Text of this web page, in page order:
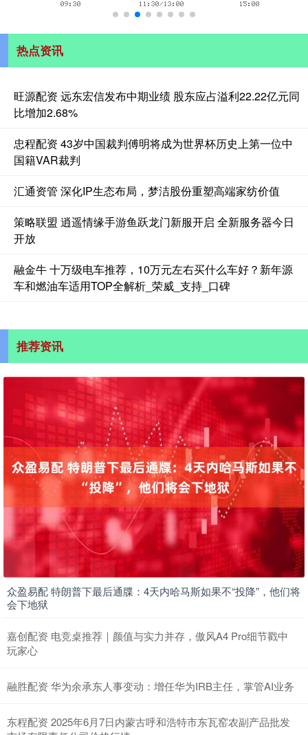
热点资讯
旺源配资 远东宏信发布中期业绩 股东应占溢利22.22亿元同
比增加2.68%
忠程配资 43岁中国裁判傅明将成为世界杯历史上第一位中
国籍VAR裁判
汇通资管 深化IP生态布局，梦洁股份重塑高端家纺价值
策略联盟 逍遥情缘手游鱼跃龙门新服开启 全新服务器今日
开放
融金牛 十万级电车推荐，10万元左右买什么车好？新年源
车和燃油车适用TOP全解析_荣威_支持_口碑
推荐资讯
众盈易配 特朗普下最后通牒：4天内哈马斯如果不“投降”，他们将
会下地狱
嘉创配资 电竞桌推荐｜颜值与实力并存，傲风A4 Pro细节戳中
玩家心
融胜配资 华为余承东人事变动：增任华为IRB主任，掌管AI业务
东程配资 2025年6月7日内蒙古呼和浩特市东瓦窑农副产品批发